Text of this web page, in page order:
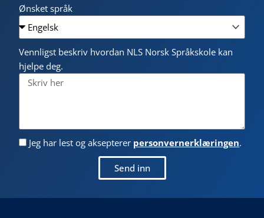
Ønsket språk
Vennligst beskriv hvordan NLS Norsk Språkskole kan
hjelpe deg.
Jeg har lest og aksepterer personvernerklæringen.
Send inn